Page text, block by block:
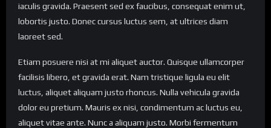
iaculis gravida. Praesent sed ex faucibus, consequat enim ut,
lobortis justo. Donec cursus luctus sem, at ultrices diam
laoreet sed.
Etiam posuere nisi at mi aliquet auctor. Quisque ullamcorper
facilisis libero, et gravida erat. Nam tristique ligula eu elit
luctus, aliquet aliquam justo rhoncus. Nulla vehicula gravida
dolor eu pretium. Mauris ex nisi, condimentum ac luctus eu,
aliquet vitae ante. Nunc a aliquam justo. Morbi fermentum